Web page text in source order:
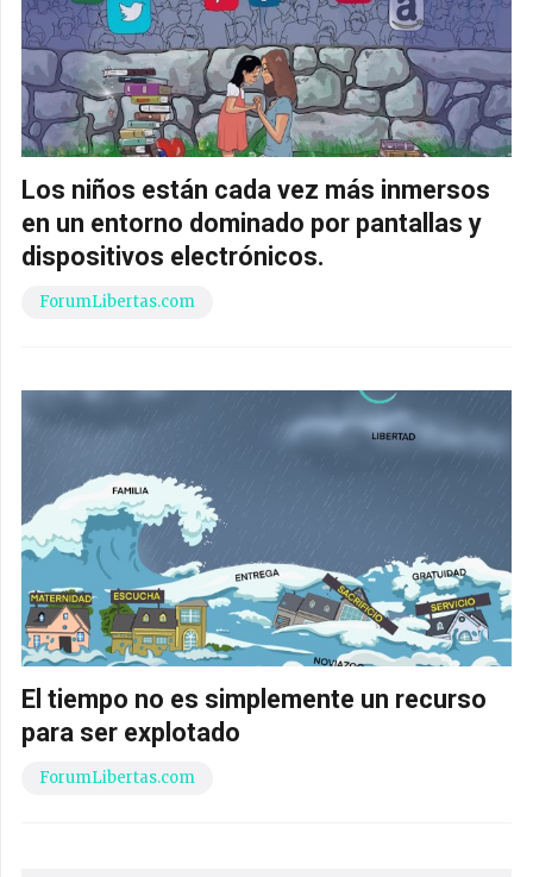
Los niños están cada vez más inmersos
en un entorno dominado por pantallas y
dispositivos electrónicos.
ForumLibertas.com
El tiempo no es simplemente un recurso
para ser explotado
ForumLibertas.com